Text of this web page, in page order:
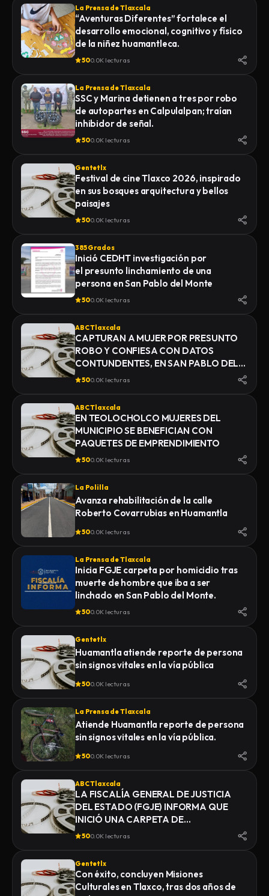
La Prensa de Tlaxcala
“Aventuras Diferentes” fortalece el
desarrollo emocional, cognitivo y físico
de la niñez huamantleca.
500.0K lecturas
La Prensa de Tlaxcala
SSC y Marina detienen a tres por robo
de autopartes en Calpulalpan; traían
inhibidor de señal.
500.0K lecturas
Gentetlx
Festival de cine Tlaxco 2026, inspirado
en sus bosques arquitectura y bellos
paisajes
500.0K lecturas
385 Grados
Inició CEDHT investigación por
el presunto linchamiento de una
500.0K lecturas
ABC Tlaxcala
CAPTURAN A MUJER POR PRESUNTO
ROBO Y CONFIESA CON DATOS
CONTUNDENTES, EN SAN PABLO DEL
MONTE
500.0K lecturas
ABC Tlaxcala
EN TEOLOCHOLCO MUJERES DEL
MUNICIPIO SE BENEFICIAN CON
PAQUETES DE EMPRENDIMIENTO
500.0K lecturas
La Polilla
Avanza rehabilitación de la calle
Roberto Covarrubias en Huamantla
500.0K lecturas
La Prensa de Tlaxcala
Inicia FGJE carpeta por homicidio tras
muerte de hombre que iba a ser
linchado en San Pablo del Monte.
500.0K lecturas
Gentetlx
Huamantla atiende reporte de persona
sin signos vitales en la vía pública
500.0K lecturas
La Prensa de Tlaxcala
Atiende Huamantla reporte de persona
sin signos vitales en la vía pública.
500.0K lecturas
ABC Tlaxcala
LA FISCALÍA GENERAL DE JUSTICIA
DEL ESTADO (FGJE) INFORMA QUE
INICIÓ UNA CARPETA DE
INVESTIGACIÓN POR EL DELITO DE
MIENTRAS ERA TRASLADADO POR
ELEMENTOS DE LA POLICÍA MUNICIPAL
500.0K lecturas
Gentetlx
Con éxito, concluyen Misiones
Culturales en Tlaxco, tras dos años de